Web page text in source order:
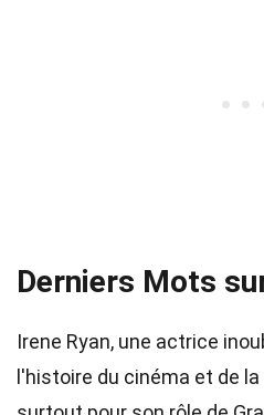
Derniers Mots
Irene Ryan, une actrice
l'histoire du cinéma et de